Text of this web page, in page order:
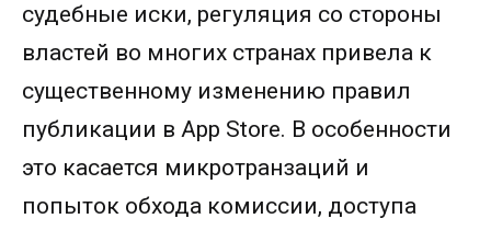
судебные иски, регуляция со стороны
властей во многих странах привела к
существенному изменению правил
публикации в App Store. В особенности
это касается микротранзаций и
попыток обхода комиссии, доступа